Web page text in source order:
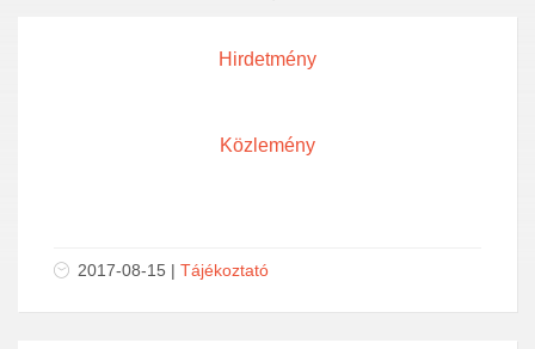
Hirdetmény
Közlemény
2017-08-15 | Tájékoztató